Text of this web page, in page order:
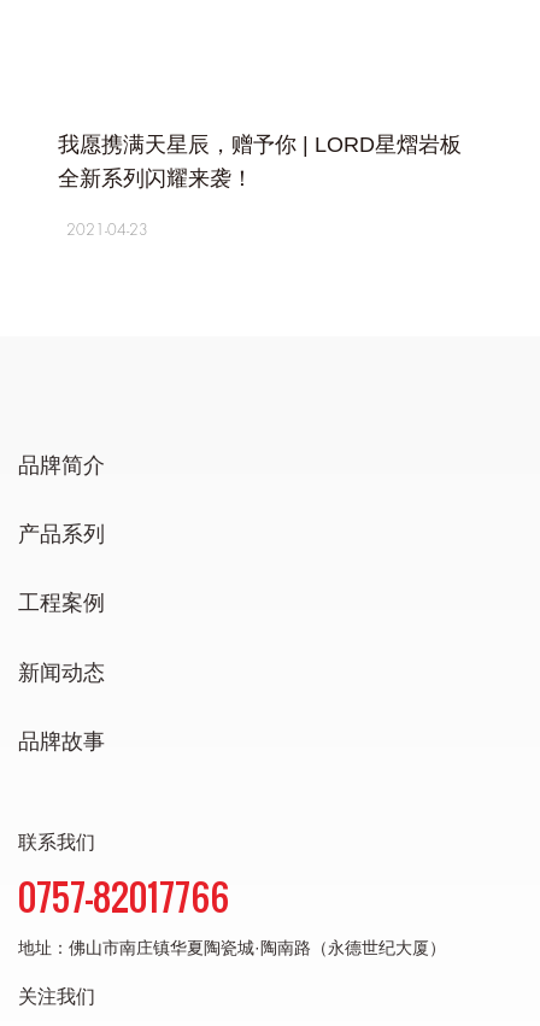
我愿携满天星辰，赠予你 | LORD星熠岩板
全新系列闪耀来袭！
2021-04-23
品牌简介
产品系列
工程案例
新闻动态
品牌故事
联系我们
0757-82017766
地址： 佛山市南庄镇华夏陶瓷城·陶南路（永德世纪大厦）
关注我们